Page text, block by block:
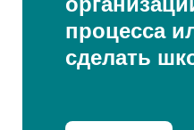
процесса
сделать